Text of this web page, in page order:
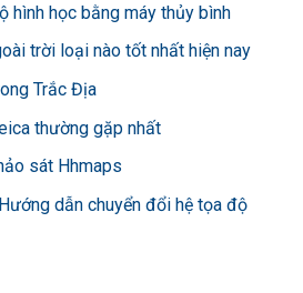
hình học bằng máy thủy bình
trời loại nào tốt nhất hiện nay
Trắc Địa
thường gặp nhất
sát Hhmaps
dẫn chuyển đổi hệ tọa độ